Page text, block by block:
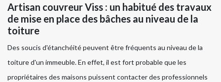
Artisan couvreur Viss : un habitué des travaux
de mise en place des bâches au niveau de la
toiture
Des soucis d'étanchéité peuvent être fréquents au niveau de la
toiture d'un immeuble. En effet, il est fort probable que les
propriétaires des maisons puissent contacter des professionnels